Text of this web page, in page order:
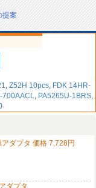
提案
, Z52H 10pcs, FDK 14HR-
700AACL, PA5265U-1BRS,
ダプタ 価格 7,728円